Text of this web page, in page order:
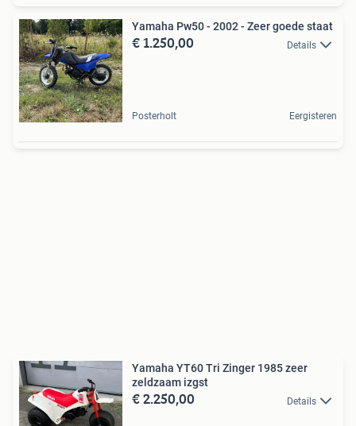
Yamaha Pw50 - 2002 - Zeer goede staat
€ 1.250,00 Details
Posterholt Eergisteren
Yamaha YT60 Tri Zinger 1985 zeer
zeldzaam izgst
€ 2.250,00 Details